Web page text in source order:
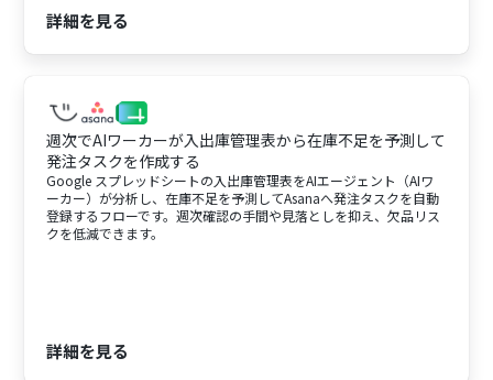
詳細を見る
週次でAIワーカーが入出庫管理表から在庫不足を予測して
発注タスクを作成する
Google スプレッドシートの入出庫管理表をAIエージェント（AIワ
ーカー）が分析し、在庫不足を予測してAsanaへ発注タスクを自動
登録するフローです。週次確認の手間や見落としを抑え、欠品リス
クを低減できます。
詳細を見る